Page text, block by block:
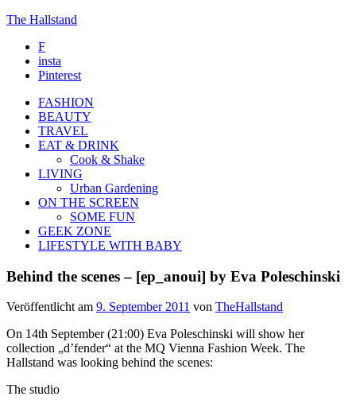
The Hallstand
F
insta
Pinterest
FASHION
BEAUTY
TRAVEL
EAT & DRINK
Cook & Shake
LIVING
Urban Gardening
ON THE SCREEN
SOME FUN
GEEK ZONE
LIFESTYLE WITH BABY
Behind the scenes – [ep_anoui] by Eva Poleschinski
Veröffentlicht am 9. September 2011 von TheHallstand
On 14th September (21:00) Eva Poleschinski will show her
collection „d’fender“ at the MQ Vienna Fashion Week. The
Hallstand was looking behind the scenes:
The studio